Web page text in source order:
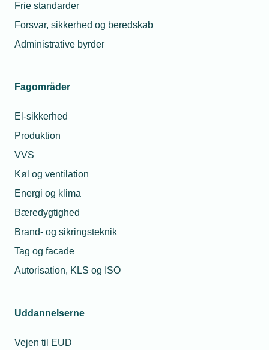
Frie standarder
Forsvar, sikkerhed og beredskab
Administrative byrder
Fagområder
El-sikkerhed
Produktion
VVS
Køl og ventilation
Energi og klima
Bæredygtighed
Brand- og sikringsteknik
Tag og facade
Autorisation, KLS og ISO
Uddannelserne
Vejen til EUD
Netværk
TEKNIQ Bæredygtighed
TEKNIQs netværk om bæredygtig
forretningsudvikling.
Vis netværk